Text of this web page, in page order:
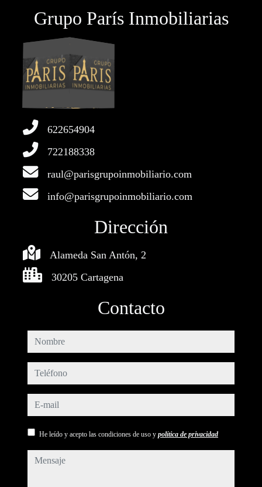
Grupo París Inmobiliarias
622654904
722188338
raul@parisgrupoinmobiliario.com
info@parisgrupoinmobiliario.com
Dirección
Alameda San Antón, 2
30205 Cartagena
Contacto
nombre
teléfono
e-mail
He leído y acepto las condiciones de uso y política de privacidad
mensaje